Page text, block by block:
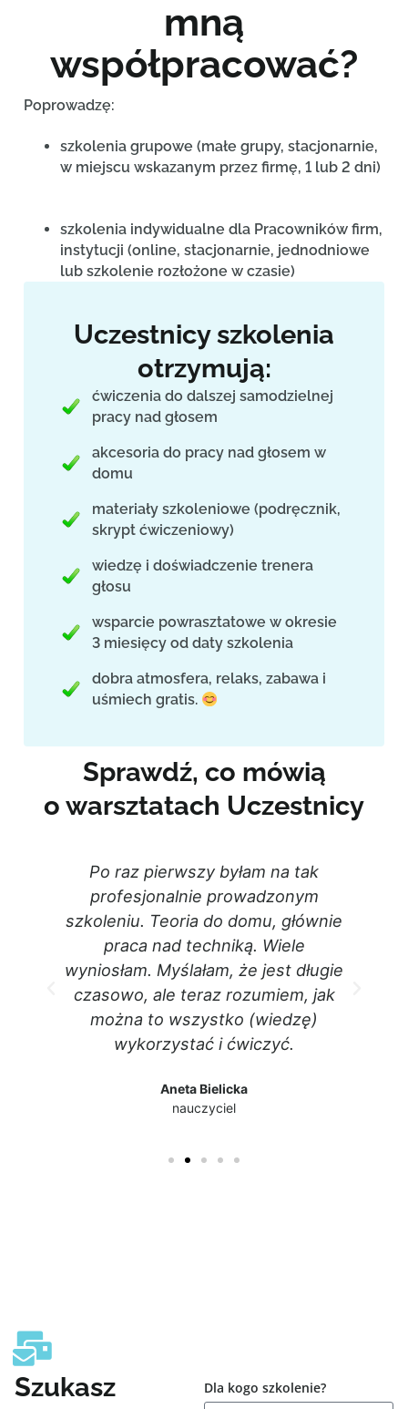
mną
współpracować?
Poprowadzę:
szkolenia grupowe (małe grupy, stacjonarnie,
w miejscu wskazanym przez firmę, 1 lub 2 dni)
szkolenia indywidualne dla Pracowników firm,
instytucji (online, stacjonarnie, jednodniowe
lub szkolenie rozłożone w czasie)
Uczestnicy szkolenia
otrzymują:
ćwiczenia do dalszej samodzielnej
pracy nad głosem
akcesoria do pracy nad głosem w
domu
materiały szkoleniowe (podręcznik,
skrypt ćwiczeniowy)
wiedzę i doświadczenie trenera
głosu
wsparcie powrasztatowe w okresie
3 miesięcy od daty szkolenia
dobra atmosfera, relaks, zabawa i
uśmiech gratis.
Sprawdź, co mówią
o warsztatach Uczestnicy
Po raz pierwszy byłam na tak
profesjonalnie prowadzonym
szkoleniu. Teoria do domu, głównie
praca nad techniką. Wiele
wyniosłam. Myślałam, że jest długie
czasowo, ale teraz rozumiem, jak
można to wszystko (wiedzę)
wykorzystać i ćwiczyć.
Aneta Bielicka
nauczyciel
Szukasz
Dla kogo szkolenie?